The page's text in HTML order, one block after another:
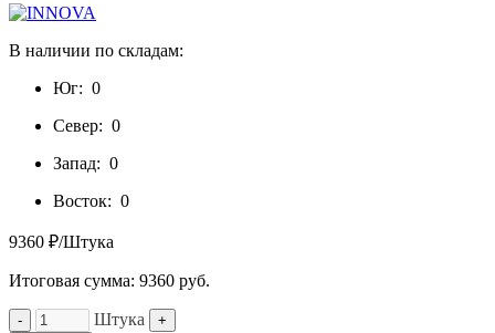
В наличии по складам:
Юг: 0
Север: 0
Запад: 0
Восток: 0
9360 ₽/Штука
Итоговая сумма: 9360 руб.
- Штука
+